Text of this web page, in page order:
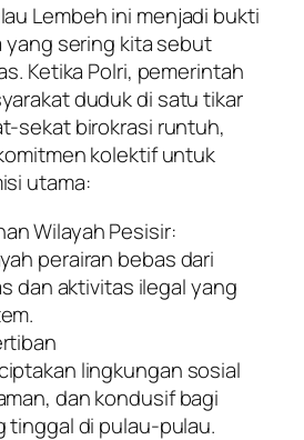
Lembeh ini menjadi bukti
yang sering kita sebut
Ketika Polri, pemerintah
duduk di satu tikar
sekat birokrasi runtuh,
kolektif untuk
utama:
Wilayah Pesisir:
perairan bebas dari
dan aktivitas ilegal yang
lingkungan sosial
dan kondusif bagi
tinggal di pulau-pulau.